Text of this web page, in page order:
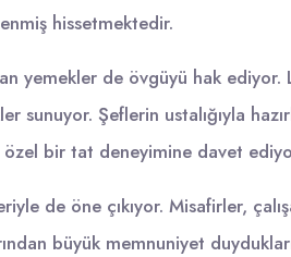
hissetmektedir.
yemekler de övgüyü hak ediyor.
sunuyor. Şeflerin ustalığıyla
bir tat deneyimine davet
de öne çıkıyor. Misafirler,
büyük memnuniyet